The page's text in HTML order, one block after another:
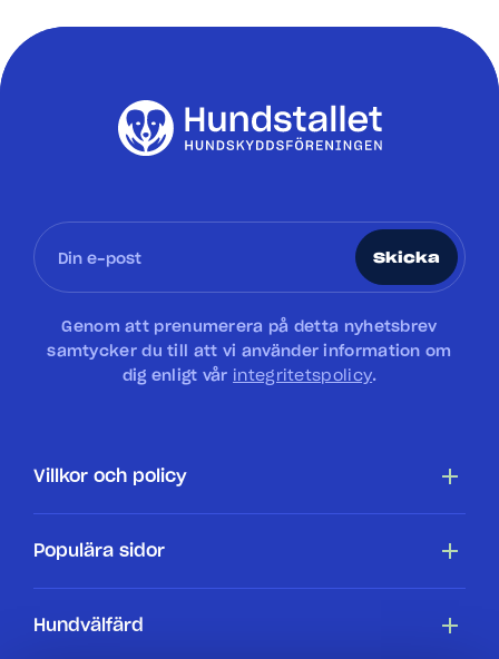
Skicka
Genom att prenumerera på detta nyhetsbrev
samtycker du till att vi använder information om
dig enligt vår integritetspolicy.
Villkor och policy
Tillgänglighetsredogörelse
Populära sidor
Hundar
Hundvälfärd